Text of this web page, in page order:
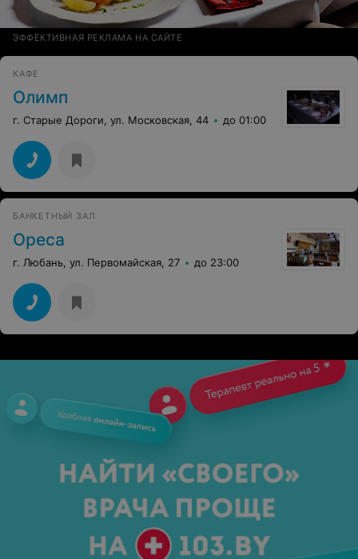
ЭФФЕКТИВНАЯ РЕКЛАМА НА САЙТЕ
КАФЕ
Олимп
г. Старые Дороги, ул. Московская, 44 до 01:00
БАНКЕТНЫЙ ЗАЛ
Ореса
г. Любань, ул. Первомайская, 27 до 23:00